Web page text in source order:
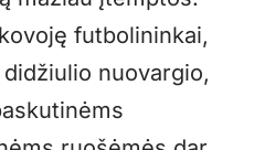
futbolininkai,
nuovargio,